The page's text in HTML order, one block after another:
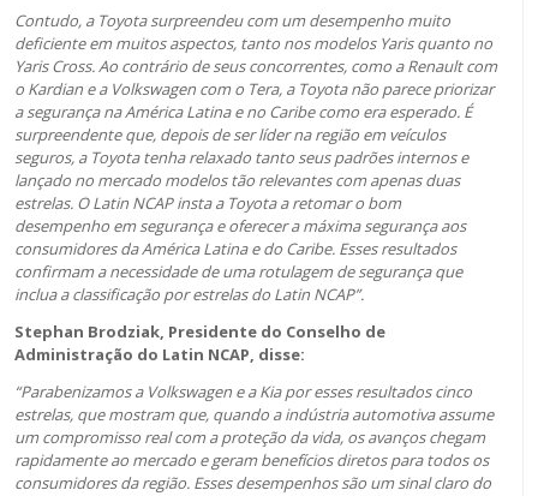
Contudo, a Toyota surpreendeu com um desempenho muito
deficiente em muitos aspectos, tanto nos modelos Yaris quanto no
Yaris Cross. Ao contrário de seus concorrentes, como a Renault com
o Kardian e a Volkswagen com o Tera, a Toyota não parece priorizar
a segurança na América Latina e no Caribe como era esperado. É
surpreendente que, depois de ser líder na região em veículos
seguros, a Toyota tenha relaxado tanto seus padrões internos e
lançado no mercado modelos tão relevantes com apenas duas
estrelas. O Latin NCAP insta a Toyota a retomar o bom
desempenho em segurança e oferecer a máxima segurança aos
consumidores da América Latina e do Caribe. Esses resultados
confirmam a necessidade de uma rotulagem de segurança que
inclua a classificação por estrelas do Latin NCAP”.
Stephan Brodziak, Presidente do Conselho de
Administração do Latin NCAP, disse:
“Parabenizamos a Volkswagen e a Kia por esses resultados cinco
estrelas, que mostram que, quando a indústria automotiva assume
um compromisso real com a proteção da vida, os avanços chegam
rapidamente ao mercado e geram benefícios diretos para todos os
consumidores da região. Esses desempenhos são um sinal claro do